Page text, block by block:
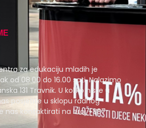
za edukaciju mladih je
od 08.00 do 16.00 sati. Nalazimo
131 Travnik. U koliko niste u
posjetite u sklopu radnog
nas kontaktirati na broj +387